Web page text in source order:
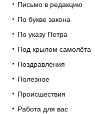
Письмо в редакцию
По букве закона
По указу Петра
Под крылом самолёта
Поздравления
Полезное
Происшествия
Работа для вас